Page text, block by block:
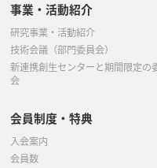
事業・活動紹介
研究事業・活動紹介
技術会議（部門委員会）
新連携創生センターと期間限定の
会
会員制度・特典
入会案内
会員数